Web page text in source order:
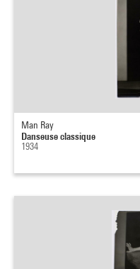
Man Ray
Danseuse classique
1934